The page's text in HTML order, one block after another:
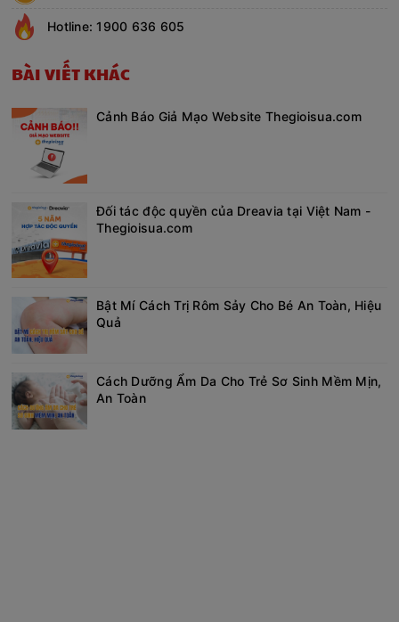
Hotline: 1900 636 605
BÀI VIẾT KHÁC
Cảnh Báo Giả Mạo Website Thegioisua.com
Đối tác độc quyền của Dreavia tại Việt Nam -
Thegioisua.com
Bật Mí Cách Trị Rôm Sảy Cho Bé An Toàn, Hiệu
Quả
Cách Dưỡng Ẩm Da Cho Trẻ Sơ Sinh Mềm Mịn,
An Toàn